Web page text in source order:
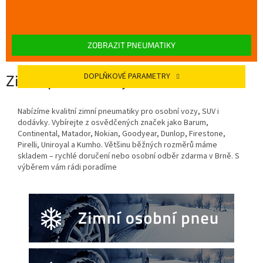
ZOBRAZIT PNEUMATIKY
DOPLŇKOVÉ PARAMETRY
Zimní pneumatiky
Nabízíme kvalitní zimní pneumatiky pro osobní vozy, SUV i
dodávky. Vybírejte z osvědčených značek jako Barum,
Continental, Matador, Nokian, Goodyear, Dunlop, Firestone,
Pirelli, Uniroyal a Kumho. Většinu běžných rozměrů máme
skladem – rychlé doručení nebo osobní odběr zdarma v Brně. S
výběrem vám rádi poradíme